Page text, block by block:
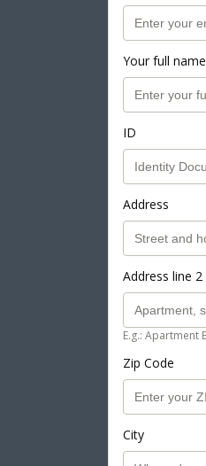
Your full name
ID
Address
Address line
E.g.: Apartment
Zip Code
City